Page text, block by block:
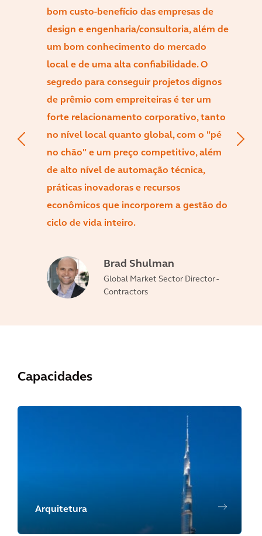
bom custo-benefício das empresas de
design e engenharia/consultoria, além de
um bom conhecimento do mercado
local e de uma alta confiabilidade. O
segredo para conseguir projetos dignos
de prêmio com empreiteiras é ter um
forte relacionamento corporativo, tanto
no nível local quanto global, com o "pé
no chão" e um preço competitivo, além
de alto nível de automação técnica,
práticas inovadoras e recursos
econômicos que incorporem a gestão do
ciclo de vida inteiro.
Brad Shulman
Global Market Sector Director -
Contractors
Capacidades
Arquitetura